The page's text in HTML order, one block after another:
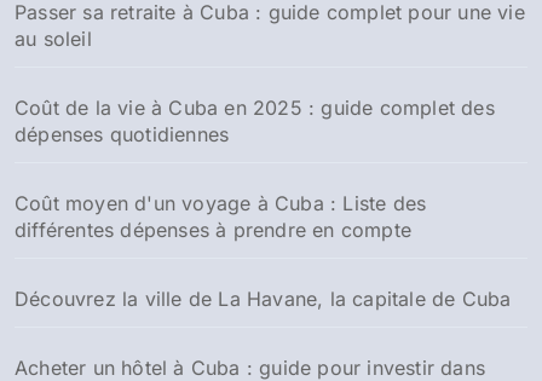
Passer sa retraite à Cuba : guide complet pour une vie
au soleil
Coût de la vie à Cuba en 2025 : guide complet des
dépenses quotidiennes
Coût moyen d'un voyage à Cuba : Liste des
différentes dépenses à prendre en compte
Découvrez la ville de La Havane, la capitale de Cuba
Acheter un hôtel à Cuba : guide pour investir dans